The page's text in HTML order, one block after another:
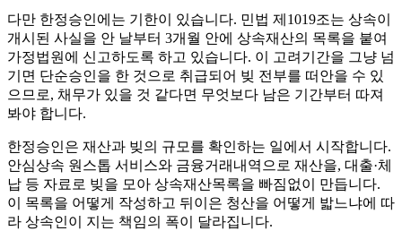
다만 한정승인에는 기한이 있습니다. 민법 제1019조는 상속이
개시된 사실을 안 날부터 3개월 안에 상속재산의 목록을 붙여
가정법원에 신고하도록 하고 있습니다. 이 고려기간을 그냥 넘
기면 단순승인을 한 것으로 취급되어 빚 전부를 떠안을 수 있
으므로, 채무가 있을 것 같다면 무엇보다 남은 기간부터 따져
봐야 합니다.
한정승인은 재산과 빚의 규모를 확인하는 일에서 시작합니다.
안심상속 원스톱 서비스와 금융거래내역으로 재산을, 대출·체
납 등 자료로 빚을 모아 상속재산목록을 빠짐없이 만듭니다.
이 목록을 어떻게 작성하고 뒤이은 청산을 어떻게 밟느냐에 따
라 상속인이 지는 책임의 폭이 달라집니다.